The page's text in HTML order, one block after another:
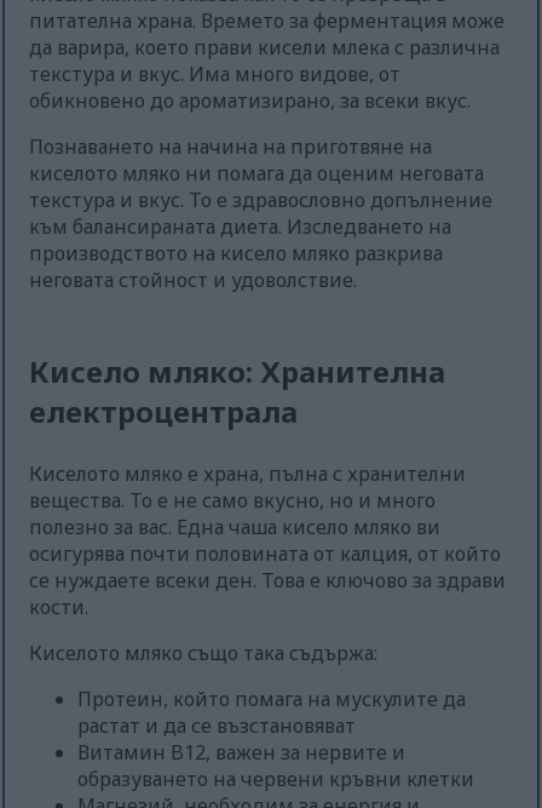
питателна храна. Времето за ферментация може
да варира, което прави кисели млека с различна
текстура и вкус. Има много видове, от
обикновено до ароматизирано, за всеки вкус.
Познаването на начина на приготвяне на
киселото мляко ни помага да оценим неговата
текстура и вкус. То е здравословно допълнение
към балансираната диета. Изследването на
производството на кисело мляко разкрива
неговата стойност и удоволствие.
Кисело мляко: Хранителна
електроцентрала
Киселото мляко е храна, пълна с хранителни
вещества. То е не само вкусно, но и много
полезно за вас. Една чаша кисело мляко ви
осигурява почти половината от калция, от който
се нуждаете всеки ден. Това е ключово за здрави
кости.
Киселото мляко също така съдържа:
Протеин, който помага на мускулите да
растат и да се възстановяват
Витамин B12, важен за нервите и
образуването на червени кръвни клетки